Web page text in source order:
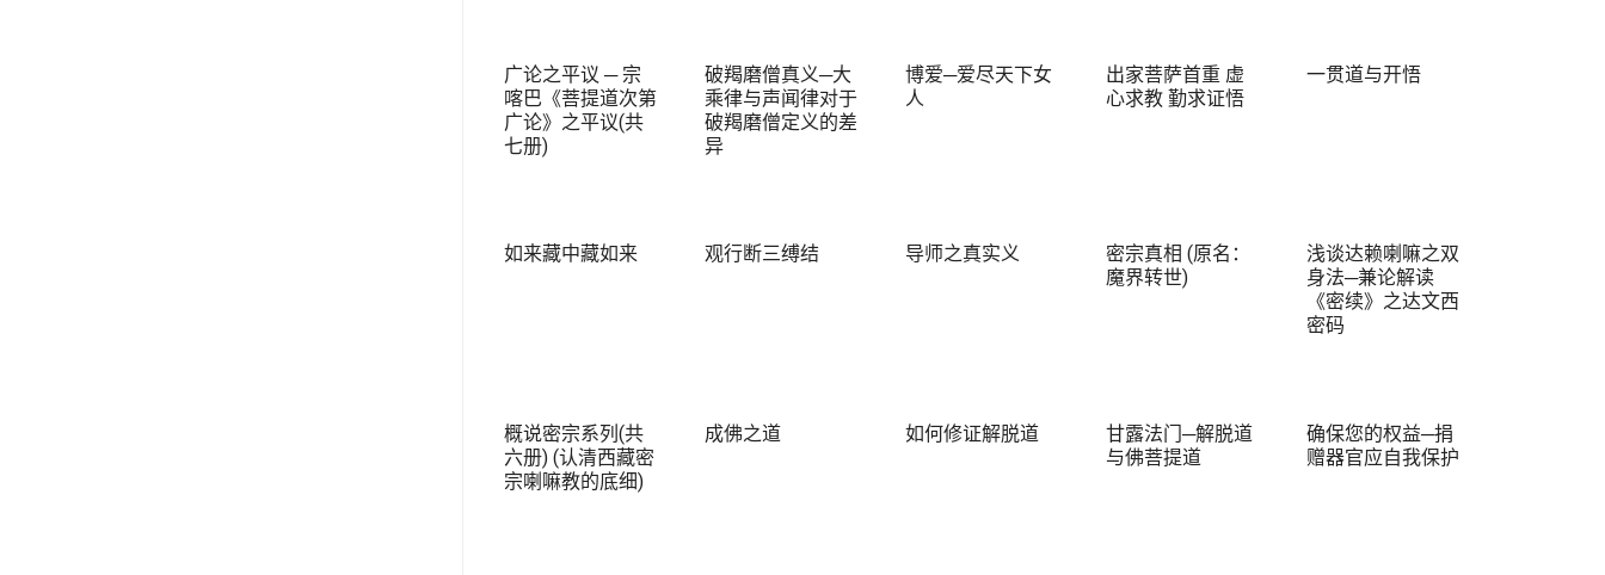
广论之平议 ─ 宗
喀巴《菩提道次第
广论》之平议(共
七册)
破羯磨僧真义─大
乘律与声闻律对于
破羯磨僧定义的差
异
博爱─爱尽天下女
人
出家菩萨首重 虚
心求教 勤求证悟
一贯道与开悟
如来藏中藏如来 观行断三缚结 导师之真实义
密宗真相 (原名：
魔界转世)
浅谈达赖喇嘛之双
身法─兼论解读
《密续》之达文西
密码
概说密宗系列(共
六册) (认清西藏密
宗喇嘛教的底细)
成佛之道 如何修证解脱道
甘露法门─解脱道
与佛菩提道
确保您的权益─捐
赠器官应自我保护